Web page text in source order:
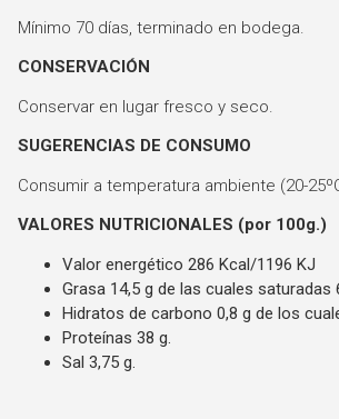
Mínimo 70 días, terminado en bodega.
CONSERVACIÓN
Conservar en lugar fresco y seco.
SUGERENCIAS DE CONSUMO
Consumir a temperatura ambiente (20-
VALORES NUTRICIONALES (por 100g.)
Valor energético 286 Kcal/1196 KJ
Grasa 14,5 g de las cuales saturadas
Hidratos de carbono 0,8 g de los
Proteínas 38 g.
Sal 3,75 g.